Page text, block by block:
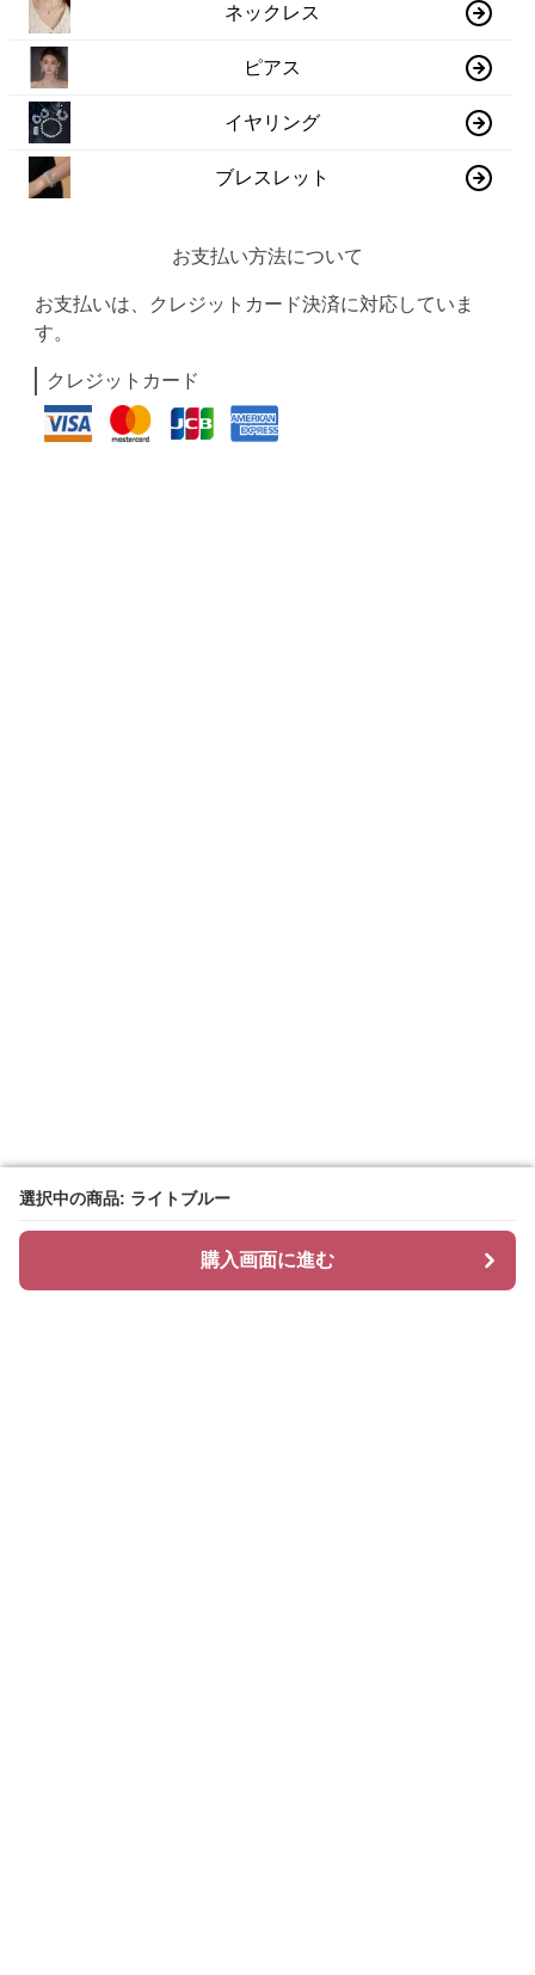
選択中の商品: ライトブルー
購入画面に進む
選択中の商品: ライトブルー
購入画面に進む
ネックレス
ピアス
イヤリング
ブレスレット
お支払い方法について
お支払いは、クレジットカード決済に対応していま
す。
クレジットカード